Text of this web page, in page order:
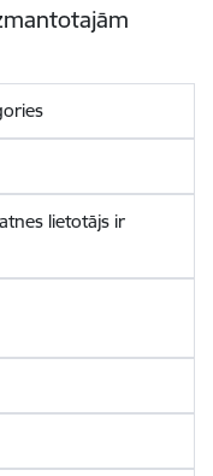
lietotājs ir